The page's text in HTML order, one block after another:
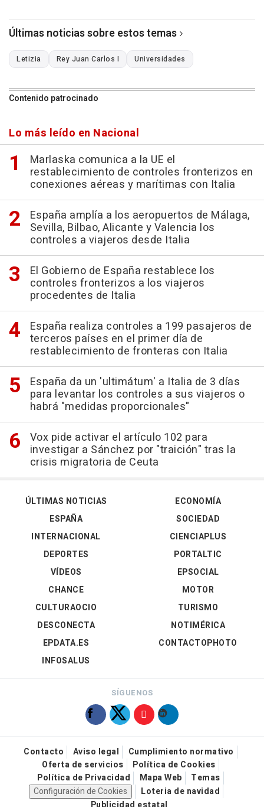
Últimas noticias sobre estos temas
Letizia Rey Juan Carlos I Universidades
Contenido patrocinado
Lo más leído en Nacional
Marlaska comunica a la UE el
restablecimiento de controles fronterizos en
conexiones aéreas y marítimas con Italia
España amplía a los aeropuertos de Málaga,
Sevilla, Bilbao, Alicante y Valencia los
controles a viajeros desde Italia
El Gobierno de España restablece los
controles fronterizos a los viajeros
procedentes de Italia
España realiza controles a 199 pasajeros de
terceros países en el primer día de
restablecimiento de fronteras con Italia
España da un 'ultimátum' a Italia de 3 días
para levantar los controles a sus viajeros o
habrá "medidas proporcionales"
Vox pide activar el artículo 102 para
investigar a Sánchez por "traición" tras la
crisis migratoria de Ceuta
ÚLTIMAS NOTICIAS
ESPAÑA
INTERNACIONAL
DEPORTES
VÍDEOS
ECONOMÍA
SOCIEDAD
CIENCIAPLUS
PORTALTIC
EPSOCIAL
CHANCE
CULTURAOCIO
DESCONECTA
EPDATA.ES
INFOSALUS
MOTOR
TURISMO
NOTIMÉRICA
CONTACTOPHOTO
SÍGUENOS
Contacto Aviso legal
Cumplimiento normativo
Oferta de servicios
Política de Cookies
Política de Privacidad
Mapa Web
Temas
Configuración de Cookies
Loteria de navidad